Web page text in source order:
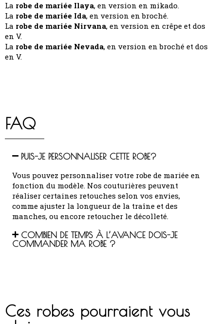
La robe de mariée Ilaya, en version en mikado.
La robe de mariée Ida, en version en broché.
La robe de mariée Nirvana, en version en crêpe et dos
en V.
La robe de mariée Nevada, en version en broché et dos
en V.
FAQ
PUIS-JE PERSONNALISER CETTE ROBE?
Vous pouvez personnaliser votre robe de mariée en
fonction du modèle. Nos couturières peuvent
réaliser certaines retouches selon vos envies,
comme ajuster la longueur de la traîne et des
manches, ou encore retoucher le décolleté.
COMBIEN DE TEMPS À L’AVANCE DOIS-JE
COMMANDER MA ROBE ?
Ces robes pourraient vous